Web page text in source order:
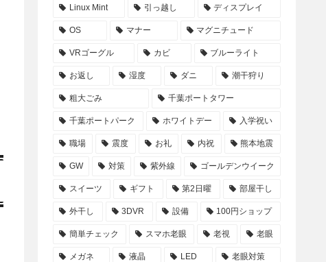
Linux Mint 引っ越し ディスプレイ
OS マナー マグニチュード
VRゴーグル カビ ブルーライト
お返し 湿度 ダニ 潮干狩り
粗大ごみ 千葉ポートタワー
千葉ポートパーク ホワイトデー 入学祝い
職場 震度 お礼 内祝 熊本地震
GW 対策 紫外線 ゴールデンウイーク
スイーツ ギフト 第2日曜 部屋干し
外干し 3DVR 設備 100円ショップ
簡単チェック スマホ老眼 老視 老眼
メガネ 液晶 LED 老眼対策